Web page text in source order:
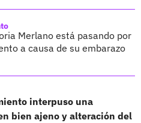
Merlano está pasando por
a causa de su embarazo
interpuso una
bien ajeno y alteración del